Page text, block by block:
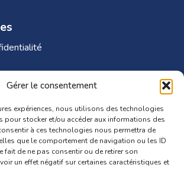
Gérer le consentement
expériences, nous utilisons des technologies
pour stocker et/ou accéder aux informations des
à ces technologies nous permettra de
que le comportement de navigation ou les ID
fait de ne pas consentir ou de retirer son
un effet négatif sur certaines caractéristiques et
RH